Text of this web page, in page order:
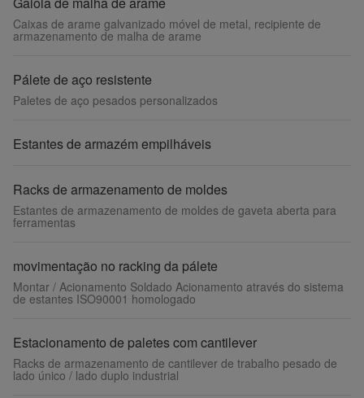
Caixas de arame galvanizado móvel de metal, recipiente de
armazenamento de malha de arame
Pálete de aço resistente
Paletes de aço pesados personalizados
Estantes de armazém empilháveis
Racks de armazenamento de moldes
Estantes de armazenamento de moldes de gaveta aberta para
ferramentas
movimentação no racking da pálete
Montar / Acionamento Soldado Acionamento através do sistema
de estantes ISO90001 homologado
Estacionamento de paletes com cantilever
Racks de armazenamento de cantilever de trabalho pesado de
lado único / lado duplo industrial